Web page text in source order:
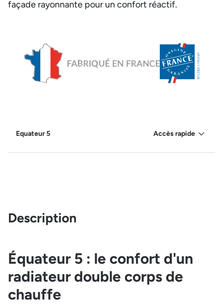
façade rayonnante pour un confort réactif.
Equateur 5 Accès rapide
Description
Équateur 5 : le confort d'un
radiateur double corps de
chauffe